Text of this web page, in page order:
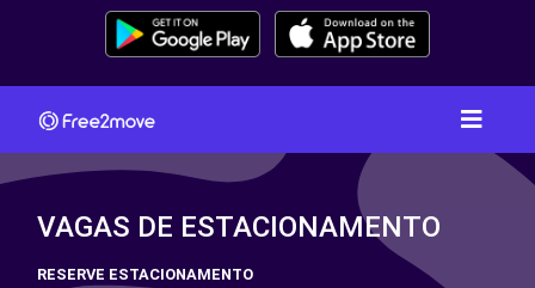
VAGAS DE ESTACIONAMENTO
RESERVE ESTACIONAMENTO